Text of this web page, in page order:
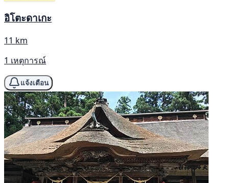
อิโตะดาเกะ
11 km
1 เหตุการณ์
แจ้งเตือน